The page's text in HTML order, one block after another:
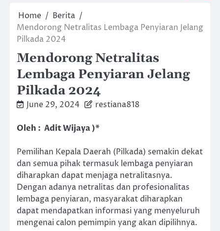
Home
Berita
Mendorong Netralitas Lembaga Penyiaran Jelang
Pilkada 2024
Mendorong Netralitas
Lembaga Penyiaran Jelang
Pilkada 2024
June 29, 2024 restiana818
Oleh : Adit Wijaya )*
Pemilihan Kepala Daerah (Pilkada) semakin dekat
dan semua pihak termasuk lembaga penyiaran
diharapkan dapat menjaga netralitasnya.
Dengan adanya netralitas dan profesionalitas
lembaga penyiaran, masyarakat diharapkan
dapat mendapatkan informasi yang menyeluruh
mengenai calon pemimpin yang akan dipilihnya.